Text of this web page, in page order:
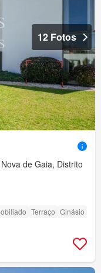
12 Fotos
de Gaia, Distrito
Terraço Ginásio